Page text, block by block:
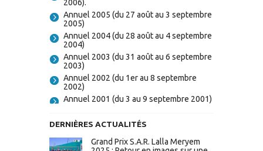
2006).
Annuel 2005 (du 27 août au 3 septembre
2005)
Annuel 2004 (du 28 août au 4 septembre
2004)
Annuel 2003 (du 31 août au 6 septembre
2003)
Annuel 2002 (du 1er au 8 septembre
2002)
Annuel 2001 (du 3 au 9 septembre 2001)
DERNIÈRES ACTUALITÉS
Grand Prix S.A.R. Lalla Meryem